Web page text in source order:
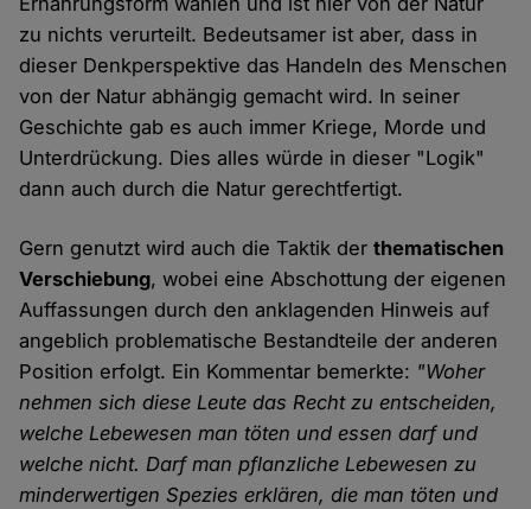
zu nichts verurteilt. Bedeutsamer ist aber, dass in
dieser Denkperspektive das Handeln des Menschen
von der Natur abhängig gemacht wird. In seiner
Geschichte gab es auch immer Kriege, Morde und
Unterdrückung. Dies alles würde in dieser "Logik"
dann auch durch die Natur gerechtfertigt.
Gern genutzt wird auch die Taktik derthematischen
Verschiebung, wobei eine Abschottung der eigenen
Auffassungen durch den anklagenden Hinweis auf
angeblich problematische Bestandteile der anderen
Position erfolgt. Ein Kommentar bemerkte: "Woher
nehmen sich diese Leute das Recht zu entscheiden,
welche Lebewesen man töten und essen darf und
welche nicht. Darf man pflanzliche Lebewesen zu
minderwertigen Spezies erklären, die man töten und